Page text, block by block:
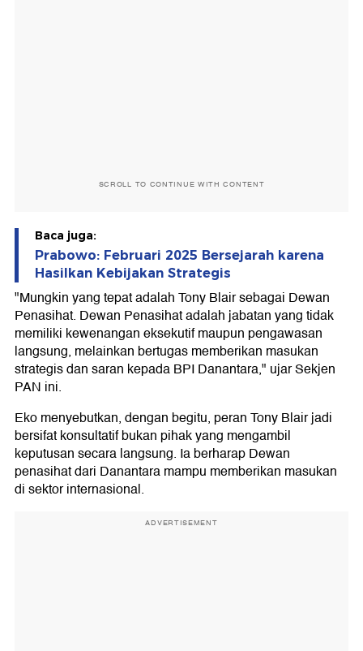
SCROLL TO CONTINUE WITH CONTENT
Baca juga:
Prabowo: Februari 2025 Bersejarah karena
Hasilkan Kebijakan Strategis
"Mungkin yang tepat adalah Tony Blair sebagai Dewan
Penasihat. Dewan Penasihat adalah jabatan yang tidak
memiliki kewenangan eksekutif maupun pengawasan
langsung, melainkan bertugas memberikan masukan
strategis dan saran kepada BPI Danantara," ujar Sekjen
PAN ini.
Eko menyebutkan, dengan begitu, peran Tony Blair jadi
bersifat konsultatif bukan pihak yang mengambil
keputusan secara langsung. Ia berharap Dewan
penasihat dari Danantara mampu memberikan masukan
di sektor internasional.
ADVERTISEMENT